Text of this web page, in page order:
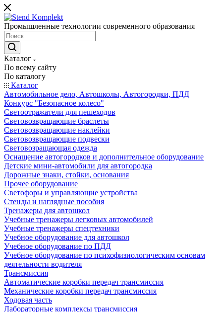
Промышленные технологии современного образования
Каталог
По всему сайту
По каталогу
Каталог
Автомобильное дело, Автошколы, Автогородки, ПДД
Конкурс "Безопасное колесо"
Светоотражатели для пешеходов
Световозвращающие браслеты
Световозвращающие наклейки
Световозвращающие подвески
Световозращающая одежда
Оснащение автогородков и дополнительное оборудование
Детские мини-автомобили для автогородка
Дорожные знаки, стойки, основания
Прочее оборудование
Светофоры и управляющие устройства
Стенды и наглядные пособия
Тренажеры для автошкол
Учебные тренажеры легковых автомобилей
Учебные тренажеры спецтехники
Учебное оборудование для автошкол
Учебное оборудование по ПДД
Учебное оборудование по психофизиологическим основам
деятельности водителя
Трансмиссия
Автоматические коробки передач трансмиссия
Механические коробки передач трансмиссия
Ходовая часть
Лабораторные комплексы трансмиссия